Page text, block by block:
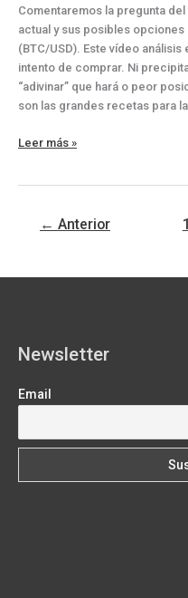
Comentaremos la pregunta
actual y sus posibles
(BTC/USD). Este vídeo
intento de comprar. Ni
“adivinar” que hará o peor
son las grandes recetas para
Aún
hacerlo?
Leer más »
← Anterior 1
Newsletter
Email